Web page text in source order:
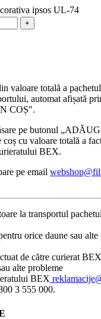
ipsos UL-74
valoare totală a
automat afișată
COȘ".
pe butonul
cu valoare totală a
BEX.
pe email
la transportul
orice daune sau
de către curierat
alte probleme
BEX
3 555 000.